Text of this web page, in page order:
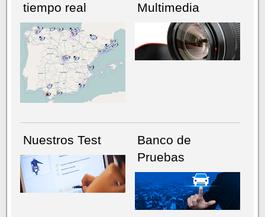
NÚMERO ACTUALHEMEROTECA
tiempo real
Multimedia
Nuestros Test
Banco de
Pruebas